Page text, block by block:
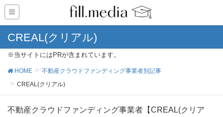
CREAL(クリアル)
※当サイトにはPRが含まれています。
HOME
不動産クラウドファンディング事業者別記事
CREAL(クリアル)
不動産クラウドファンディング事業者【CREAL(クリア